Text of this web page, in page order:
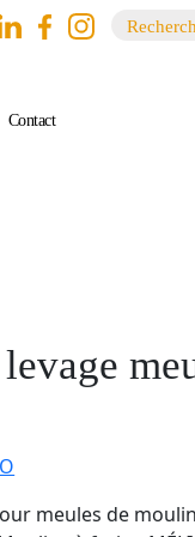
Contact
meules de